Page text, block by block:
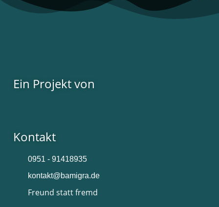
Ein Projekt von
Kontakt
0951 - 91418935
kontakt@bamigra.de
Freund statt fremd